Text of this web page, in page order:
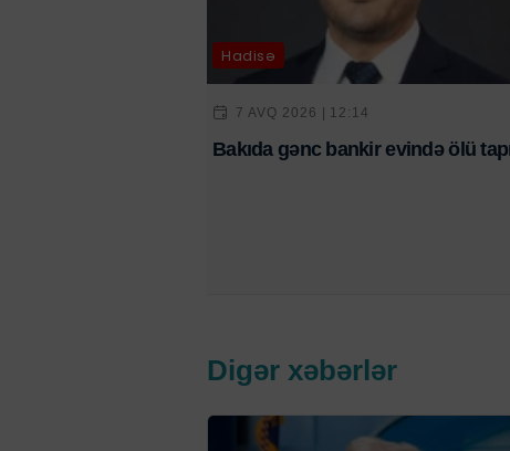
Hadisə
7 AVQ 2026 | 12:14
Bakıda gənc bankir evində ölü
Digər xəbərlər